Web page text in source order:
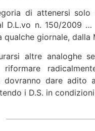
di attenersi solo
D.L.vo n. 150/2009
giornale,
altre analoghe
riformare
dare adito
i D.S. in